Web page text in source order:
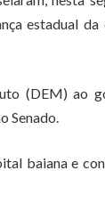
estadual
(DEM) ao
Senado.
baiana e